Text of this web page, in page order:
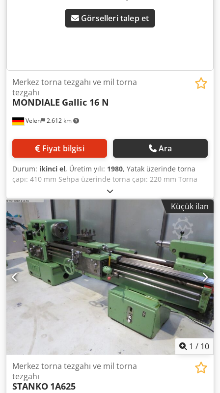
Görselleri talep et
Velen 2.612 km
Merkez torna tezgahı ve mil torna
tezgahı
MONDIALE Gallic 16 N
Fiyat bilgisi Ara
Durum: ikinci el, Üretim yılı: 1980, Yatak üzerinde torna
çapı: 410 mm Sehpa üzerinde torna çapı: 220 mm Torna
boyu: 1000 mm Cedpfoyt R Iwex Af Eorf Merkez yüksekliği:
205 mm Mil deliği: 46 mm Mil devirleri: 40 - 2000 d/dak
Toplam güç gereksinimi: 22,0 kW Makine ağırlığı yaklaşık:
1,8 t Yer ihtiyacı yaklaşık: 2,42 x 1,3 x 1,55 m Torna tezgahı
donanımları: - Kopyalama aparatı - Forkardt 3 ayaklı F250
aynası - Multifix takım tutucu - Soğutma sıvısı sistemi -
Makine lambası - Aynalık koruyucu - Talaş tavası - Talaş
koruma duvarı - Ayak freni
Küçük ilan
1 / 10
Merkez torna tezgahı ve mil torna
tezgahı
STANKO 1A625